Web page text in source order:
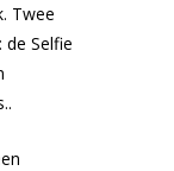
Twee
Selfie